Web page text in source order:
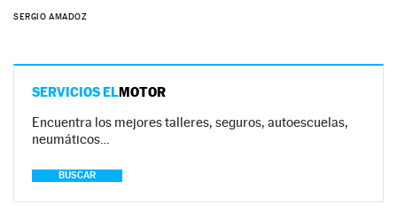
SERGIO AMADOZ
SERVICIOS ELMOTOR
Encuentra los mejores talleres, seguros, autoescuelas,
neumáticos…
BUSCAR